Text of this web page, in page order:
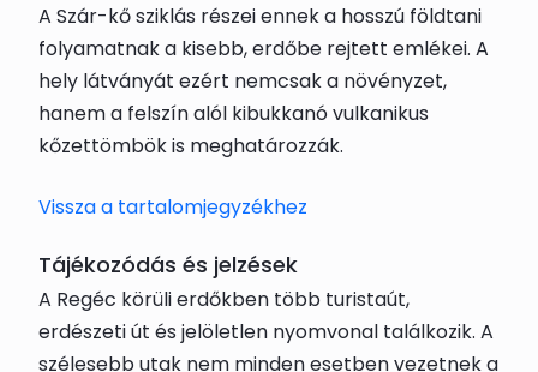
A Szár-kő sziklás részei ennek a hosszú földtani
folyamatnak a kisebb, erdőbe rejtett emlékei. A
hely látványát ezért nemcsak a növényzet,
hanem a felszín alól kibukkanó vulkanikus
kőzettömbök is meghatározzák.
Vissza a tartalomjegyzékhez
Tájékozódás és jelzések
A Regéc körüli erdőkben több turistaút,
erdészeti út és jelöletlen nyomvonal találkozik. A
szélesebb utak nem minden esetben vezetnek a